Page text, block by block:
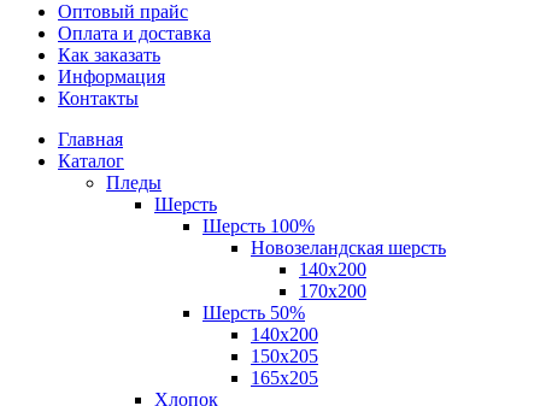
Оптовый прайс
Оплата и доставка
Как заказать
Информация
Контакты
Главная
Каталог
Пледы
Шерсть
Шерсть 100%
Новозеландская шерсть
140х200
170x200
Шерсть 50%
140x200
150х205
165х205
Хлопок